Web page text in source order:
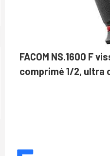
FACOM NS.1600 F
comprimé 1/2, ultra